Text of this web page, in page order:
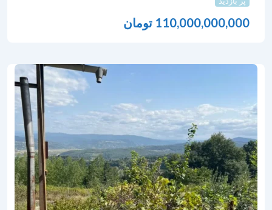
110,000,000,000 تومان